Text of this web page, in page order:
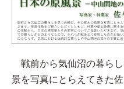
戦前から気仙沼の暮ら
景を写真にとらえてきた